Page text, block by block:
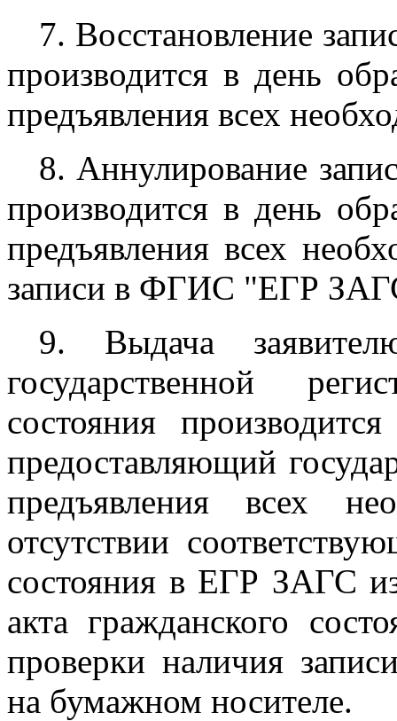
7. Восстановление
производится в день
предъявления всех
8. Аннулирование
производится в день
предъявления всех
записи в ФГИС "ЕГР
9. Выдача
государственной
состояния
предоставляющий
предъявления всех
отсутствии
состояния в ЕГР ЗАГС
акта гражданского
проверки наличия
на бумажном носителе.